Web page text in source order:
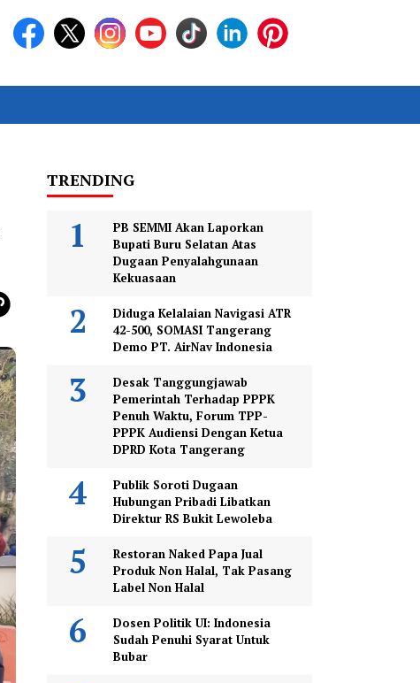
TRENDING
PB SEMMI Akan Laporkan
Bupati Buru Selatan Atas
Dugaan Penyalahgunaan
Kekuasaan
Diduga Kelalaian Navigasi ATR
42-500, SOMASI Tangerang
Demo PT. AirNav Indonesia
Desak Tanggungjawab
Pemerintah Terhadap PPPK
Penuh Waktu, Forum TPP-
PPPK Audiensi Dengan Ketua
DPRD Kota Tangerang
Publik Soroti Dugaan
Hubungan Pribadi Libatkan
Direktur RS Bukit Lewoleba
Restoran Naked Papa Jual
Produk Non Halal, Tak Pasang
Label Non Halal
Dosen Politik UI: Indonesia
Sudah Penuhi Syarat Untuk
Bubar